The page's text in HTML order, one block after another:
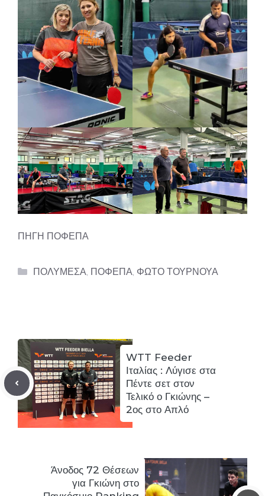
ΠΗΓΗ ΠΟΦΕΠΑ
Categories
ΠΟΛΥΜΕΣΑ ΠΟΦΕΠΑ ΦΩΤΟ ΤΟΥΡΝΟΥΑ
WTT Feeder
Ιταλίας : Λύγισε στα
Πέντε σετ στον
Τελικό ο Γκιώνης –
2ος στο Απλό
Άνοδος 72 Θέσεων
για Γκιώνη στο